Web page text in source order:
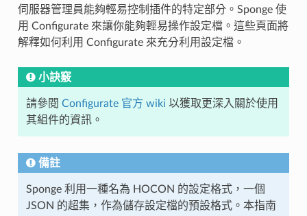
伺服器管理員能夠輕易控制插件的特定部分。Sponge 使
用 Configurate 來讓你能夠輕易操作設定檔。這些頁面將
解釋如何利用 Configurate 來充分利用設定檔。
小訣竅
請參閱 Configurate 官方 wiki 以獲取更深入關於使用
其組件的資訊。
備註
Sponge 利用一種名為 HOCON 的設定格式，一個
JSON 的超集，作為儲存設定檔的預設格式。本指南